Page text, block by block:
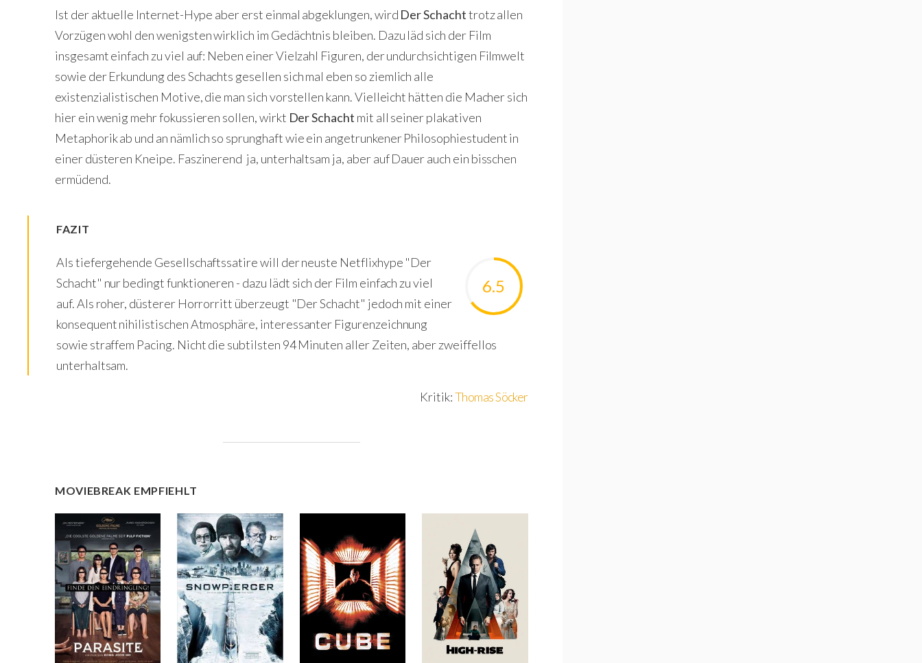
Ist der aktuelle Internet-Hype aber erst einmal abgeklungen, wird Der Schachttrotz allen
Vorzügen wohl den wenigsten wirklich im Gedächtnis bleiben. Dazu läd sich der Film
insgesamt einfach zu viel auf: Neben einer Vielzahl Figuren, der undurchsichtigen Filmwelt
sowie der Erkundung des Schachts gesellen sich mal eben so ziemlich alle
existenzialistischen Motive, die man sich vorstellen kann. Vielleicht hätten die Macher sich
hier ein wenig mehr fokussieren sollen, wirkt Der Schacht mit all seiner plakativen
Metaphorik ab und an nämlich so sprunghaft wie ein angetrunkener Philosophiestudent in
einer düsteren Kneipe. Faszinerend ja, unterhaltsam ja, aber auf Dauer auch ein bisschen
ermüdend.
FAZIT
6.5
Als tiefergehende Gesellschaftssatire will der neuste Netflixhype "Der
Schacht" nur bedingt funktioneren - dazu lädt sich der Film einfach zu viel
auf. Als roher, düsterer Horrorritt überzeugt "Der Schacht" jedoch mit einer
konsequent nihilistischen Atmosphäre, interessanter Figurenzeichnung
sowie straffem Pacing. Nicht die subtilsten 94 Minuten aller Zeiten, aber zweiffellos
unterhaltsam.
Kritik:Thomas Söcker
MOVIEBREAK EMPFIEHLT